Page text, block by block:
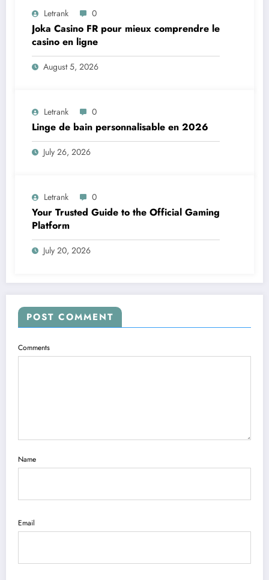
Letrank 0
Joka Casino FR pour mieux comprendre le
casino en ligne
August 5, 2026
Letrank 0
Linge de bain personnalisable en 2026
July 26, 2026
Letrank 0
Your Trusted Guide to the Official Gaming
Platform
July 20, 2026
POST COMMENT
Comments
Name
Email